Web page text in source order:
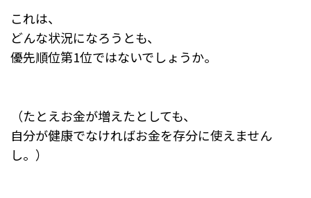
k
これは、
どんな状況になろうとも、
優先順位第1位ではないでしょうか。
（たとえお金が増えたとしても、
自分が健康でなければお金を存分に使えません
し。）